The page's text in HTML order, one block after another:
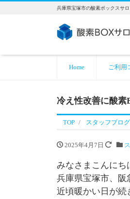
兵庫県宝塚市の酸素ボックスサ
Home ご利用
冷え性改善に酸素
TOP スタッフブログ
2025年4月7日
みなさまこんにち
兵庫県宝塚市、阪
近頃暖かい日が続